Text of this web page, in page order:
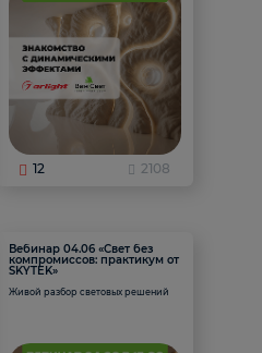
12 2108
Вебинар 04.06 «Свет без
компромиссов: практикум от
SKYTEK»
Живой разбор световых решений